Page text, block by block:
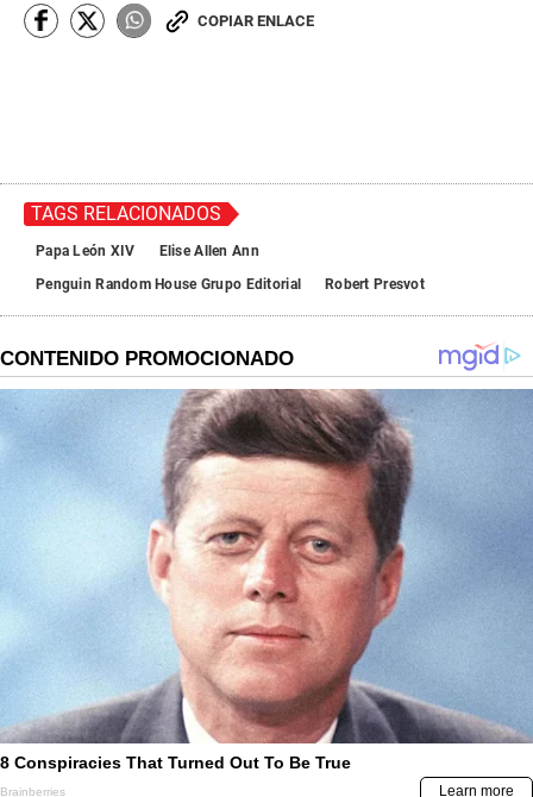
COPIAR ENLACE
TAGS RELACIONADOS
Papa León XIV
Elise Allen Ann
Penguin Random House Grupo Editorial
Robert Presvot